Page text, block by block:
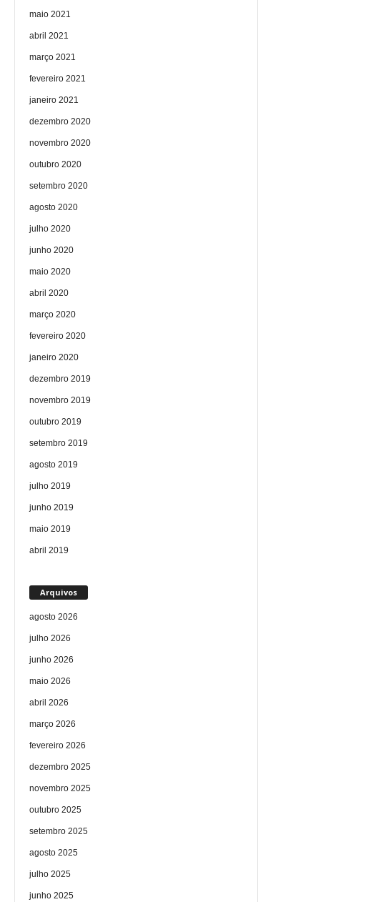
maio 2021
abril 2021
março 2021
fevereiro 2021
janeiro 2021
dezembro 2020
novembro 2020
outubro 2020
setembro 2020
agosto 2020
julho 2020
junho 2020
maio 2020
abril 2020
março 2020
fevereiro 2020
janeiro 2020
dezembro 2019
novembro 2019
outubro 2019
setembro 2019
agosto 2019
julho 2019
junho 2019
maio 2019
abril 2019
Arquivos
agosto 2026
julho 2026
junho 2026
maio 2026
abril 2026
março 2026
fevereiro 2026
dezembro 2025
novembro 2025
outubro 2025
setembro 2025
agosto 2025
julho 2025
junho 2025